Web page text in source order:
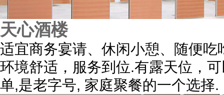
天心酒楼
适宜商务宴请、休闲小憩、随便
环境舒适，服务到位.有露天位，
单,是老字号, 家庭聚餐的一个选择.